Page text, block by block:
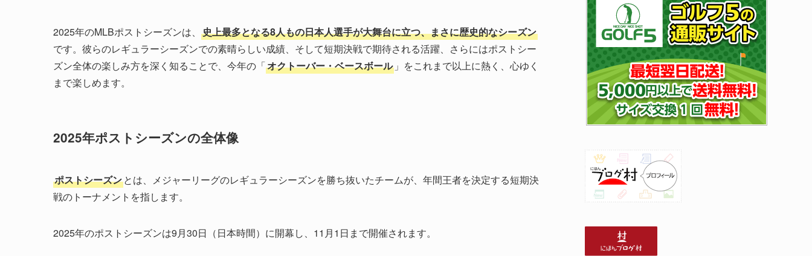
2025年のMLBポストシーズンは、 史上最多となる8人もの日本人選手が大舞台に立つ、まさに歴史的なシーズン
です。彼らのレギュラーシーズンでの素晴らしい成績、そして短期決戦で期待される活躍、さらにはポストシー
ズン全体の楽しみ方を深く知ることで、今年の「オクトーバー・ベースボール 」をこれまで以上に熱く、心ゆく
まで楽しめます。
2025年ポストシーズンの全体像
ポストシーズンとは、メジャーリーグのレギュラーシーズンを勝ち抜いたチームが、年間王者を決定する短期決
戦のトーナメントを指します。
2025年のポストシーズンは9月30日（日本時間）に開幕し、11月1日まで開催されます。